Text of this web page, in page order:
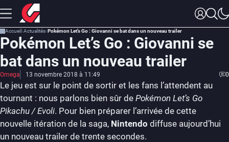
Accueil Actualités Pokémon Let’s Go : Giovanni se bat dans un nouveau trailer
Pokémon Let’s Go : Giovanni se
bat dans un nouveau trailer
Omega 13 novembre 2018 à 11:49 0
Le jeu est sur le point de sortir et les fans l’attendent au
tournant : nous parlons bien sûr de Pokémon Let’s Go
Pikachu / Evoli. Pour bien préparer l’arrivée de cette
nouvelle itération de la saga, Nintendo diffuse aujourd’hui
un nouveau trailer de trente secondes.